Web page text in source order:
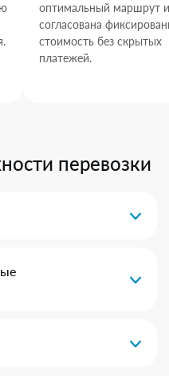
оптимальный маршрут и
согласована
стоимость без скрытых
платежей.
перевозки